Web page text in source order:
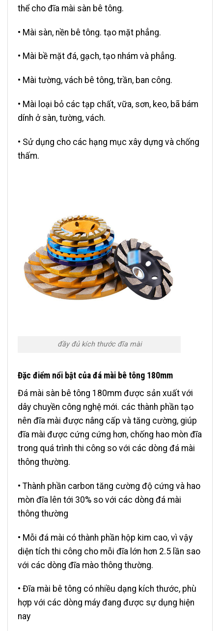
thể cho đĩa mài sàn bê tông.
• Mài sàn, nền bê tông. tạo mặt phẳng.
• Mài bề mặt đá, gạch, tạo nhám và phẳng.
• Mài tường, vách bê tông, trần, ban công.
• Mài loại bỏ các tạp chất, vữa, sơn, keo, bã bám
dính ở sàn, tường, vách.
• Sử dụng cho các hạng mục xây dựng và chống
thấm.
đầy đủ kích thước đĩa mài
Đặc điểm nổi bật của đá mài bê tông 180mm
Đá mài sàn bê tông 180mm được sản xuất với
dây chuyền công nghệ mới. các thành phần tạo
nên đĩa mài được nâng cấp và tăng cường, giúp
đĩa mài được cứng cứng hơn, chống hao mòn đĩa
trong quá trình thi công so với các dòng đá mài
thông thường.
• Thành phần carbon tăng cường độ cứng và hao
mòn đĩa lên tới 30% so với các dòng đá mài
thông thường
• Mỗi đá mài có thành phần hộp kim cao, vì vậy
diện tích thi công cho mỗi đĩa lớn hơn 2.5 lần sao
với các dòng đĩa mào thông thường.
• Đĩa mài bê tông có nhiều dạng kích thước, phù
hợp với các dòng máy đang được sự dụng hiện
nay